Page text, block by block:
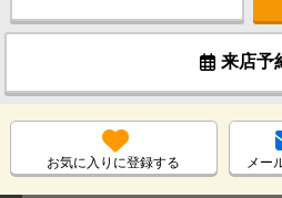
来店予
お気に入りに登録する メー